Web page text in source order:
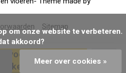
Toevoegen aan
winkelwagen
Sitemap
akkoord?
Meer over cookies »